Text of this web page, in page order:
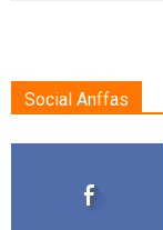
Social Anffas